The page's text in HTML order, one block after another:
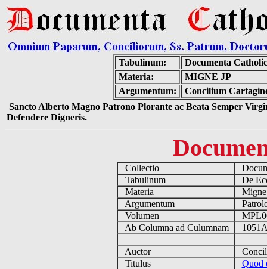
Tabulinum:
Documenta
Materia:
MIGNE JP
Argumentum:
Concilium
Sancto Alberto Magno Patrono Plorante ac Beata Semper
Defendere Digneris.
Collectio
Tabulinum
De
Materia
Argumentum
Volumen
Ab Columna ad Culumnam
Auctor
Titulus
Quod